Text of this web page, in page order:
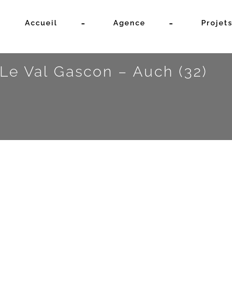
Accueil Agence Projets
Le Val Gascon – Auch (32)